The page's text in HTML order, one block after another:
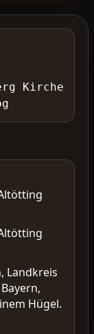
Kirche
Landkreis
Hügel.